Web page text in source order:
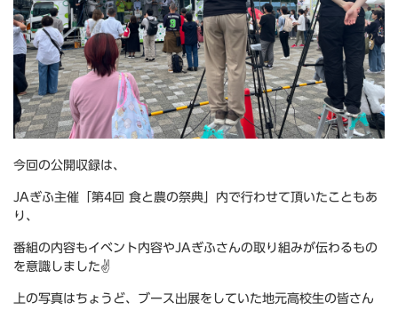
今回の公開収録は、
JAぎふ主催「第4回 食と農の祭典」内で行わせて頂いたこともあ
り、
番組の内容もイベント内容やJAぎふさんの取り組みが伝わるもの
を意識しました✌
上の写真はちょうど、ブース出展をしていた地元高校生の皆さん